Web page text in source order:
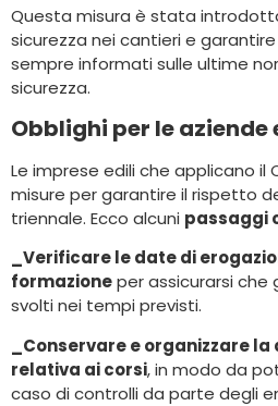
Questa misura è stata
sicurezza nei cantieri e
sempre informati sulle ultime
sicurezza.
Obblighi per le
Le imprese edili che applicano il
misure per garantire il rispetto
triennale. Ecco alcuni passaggi
_Verificare le date di
formazioneper assicurarsi che
svolti nei tempi previsti.
_Conservare e organizzare
relativa ai corsi, in modo da
caso di controlli da parte degli